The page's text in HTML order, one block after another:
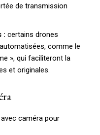
de transmission
: certains drones
comme le
», qui faciliteront la
et originales.
caméra pour